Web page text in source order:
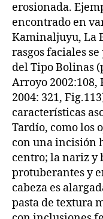
erosionada.
encontrado en
Kaminaljuyu, La
rasgos faciales
del Tipo Bolinas
Arroyo 2002:108,
2004: 321,
características
Tardío, como los
con una incisión
centro; la nariz y
protuberantes y
cabeza es
pasta de textura